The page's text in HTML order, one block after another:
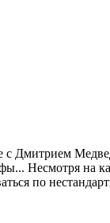
Дмитрием
Несмотря
по